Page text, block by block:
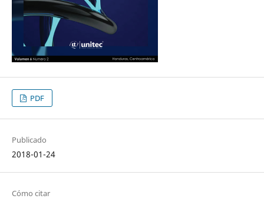
PDF
Publicado
2018-01-24
Cómo citar